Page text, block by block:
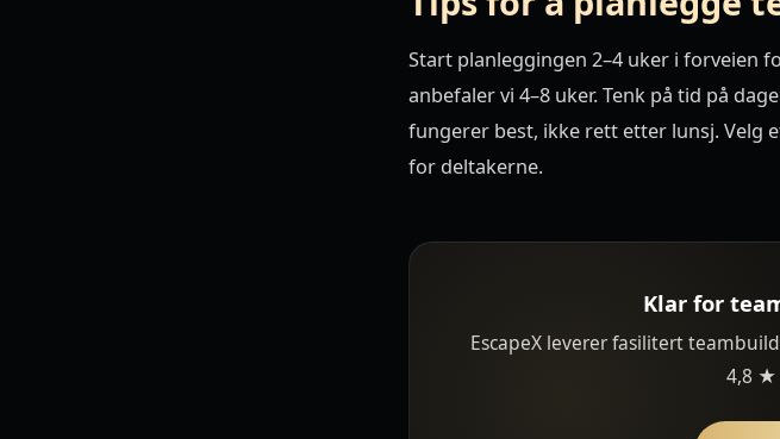
Start planleggingen 2–4 uker i forveien
anbefaler vi 4–8 uker. Tenk på tid på
fungerer best, ikke rett etter lunsj. Velg
for deltakerne.
Klar for
EscapeX leverer fasilitert
4,8 ★